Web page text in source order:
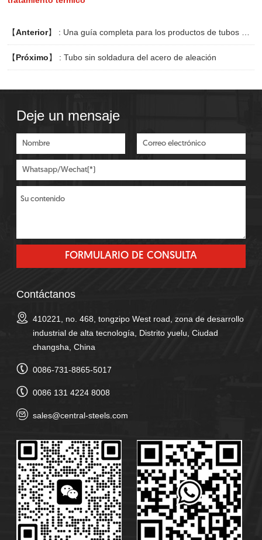
【Anterior】 : Una guía completa para los productos de tubos de acero utilizados en la perforación petrolera
【Próximo】 :Tubo sin soldadura del acero de aleación
Deje un mensaje
Contáctanos
410221, no. 468, tongzipo West road, zona de desarrollo
industrial de alta tecnología, Distrito yuelu, Ciudad
changsha, China
0086-731-8865-5017
0086 131 4224 8008
sales@central-steels.com